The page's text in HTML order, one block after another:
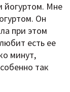
йогуртом. Мне
Он
при этом
есть ее
минут,
так